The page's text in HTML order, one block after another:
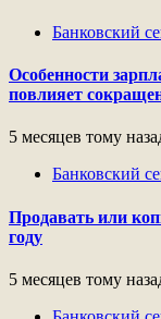
Банковский
Особенности
повлияет
5 месяцев тому
Банковский
Продавать или
году
5 месяцев тому